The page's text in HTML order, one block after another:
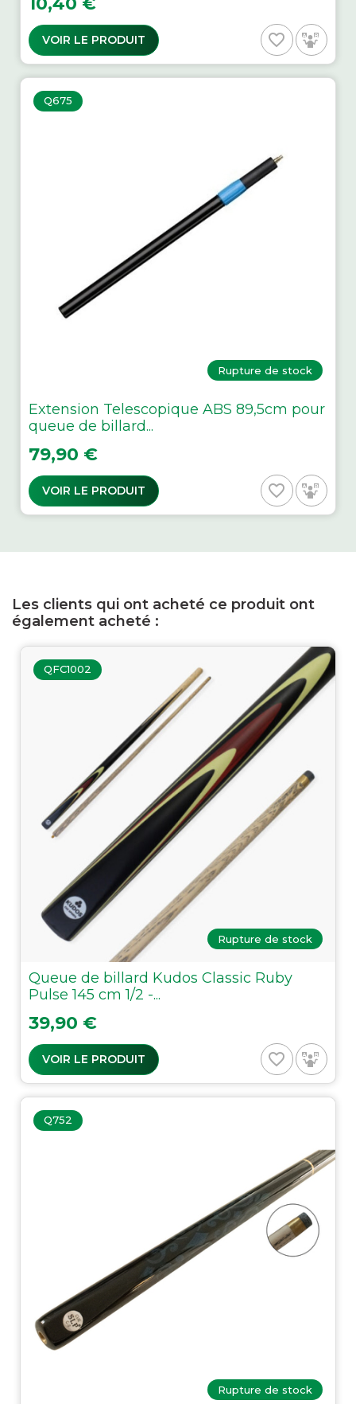
VOIR LE PRODUIT favorite_border
Q675
Rupture de stock
Extension Telescopique ABS 89,5cm pour
queue de billard...
Prix
79,90 €
VOIR LE PRODUIT favorite_border
Les clients qui ont acheté ce produit ont
également acheté :
QFC1002
Rupture de stock
Queue de billard Kudos Classic Ruby
Pulse 145 cm 1/2 -...
Prix
39,90 €
VOIR LE PRODUIT favorite_border
Q752
Rupture de stock